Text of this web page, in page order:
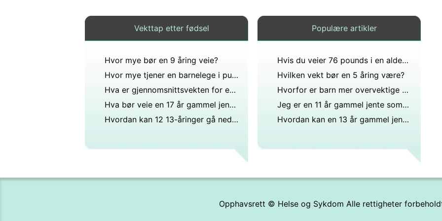
Vekttap etter fødsel
Hvor mye bør en 9 åring veie?
Hvor mye tjener en barnelege i pund?
Hva er gjennomsnittsvekten for en 11-12 år gammel GUT?
Hva bør veie en 17 år gammel jente?
Hvordan kan 12 13-åringer gå ned i vekt på en sunn måte?
Populære artikler
Hvis du veier 76 pounds i en alder av 12 er undervektig?
Hvilken vekt bør en 5 åring være?
Hvorfor er barn mer overvektige enn andre?
Jeg er en 11 år gammel jente som er 4 8 veier 69 pounds og hvor en størrelse to i sko er mindre enn alle andre i klassen min er dette normalt?
Hvordan kan en 13 år gammel jente miste 30 kilo fra magen på dager?
Opphavsrett © Helse og Sykdom Alle rettigheter